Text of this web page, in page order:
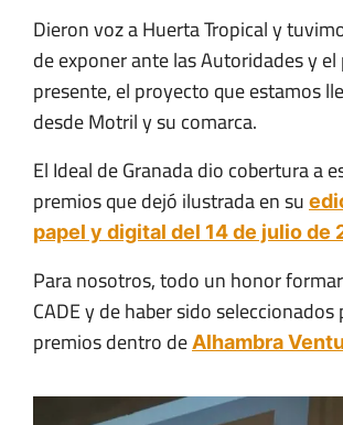
Dieron voz a Huerta Tropical y
de exponer ante las Autoridades y
presente, el proyecto que estamos
desde Motril y su comarca.
El Ideal de Granada dio cobertura a
premios que dejó ilustrada en su
papel y digital del 14 de julio de
Para nosotros, todo un honor
CADE y de haber sido
premios dentro de Alhambra